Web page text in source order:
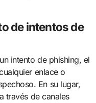
de intentos de
intento de phishing, el
enlace o
En su lugar,
través de canales